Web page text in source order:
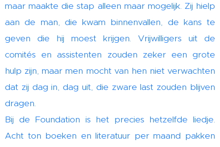
maar maakte die stap alleen maar mogelijk. Zij hielp
aan de man, die kwam binnenvallen, de kans te
geven die hij moest krijgen. Vrijwilligers uit de
comités en assistenten zouden zeker een grote
hulp zijn, maar men mocht van hen niet verwachten
dat zij dag in, dag uit, die zware last zouden blijven
dragen.
Bij de Foundation is het precies hetzelfde liedje.
Acht ton boeken en literatuur per maand pakken